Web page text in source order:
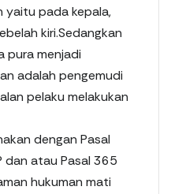
yaitu pada kepala,
kiri.Sedangkan
pura menjadi
adalah pengemudi
pelaku melakukan
dengan Pasal
dan atau Pasal 365
hukuman mati